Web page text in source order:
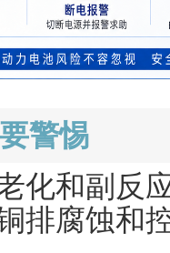
警惕
化和副反
排腐蚀和